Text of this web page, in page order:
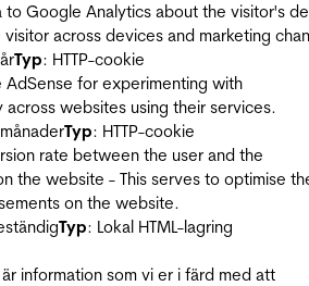
to Google Analytics about the visitor's
across devices and marketing
Typ: HTTP-cookie
AdSense for experimenting with
websites using their services.
Typ: HTTP-cookie
rate between the user and the
the website - This serves to optimise
on the website.
Typ: Lokal HTML-lagring
information som vi er i färd med att